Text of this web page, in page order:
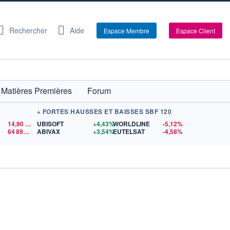
Rechercher Aide Espace Membre Espace Client
Matières Premières Forum
14,90$US
64 890,02
$US
+ FORTES HAUSSES ET BAISSES SBF 120
UBISOFT
+4,43%
ABIVAX
+3,54%
WORLDLINE
-5,12%
EUTELSAT
-4,58%